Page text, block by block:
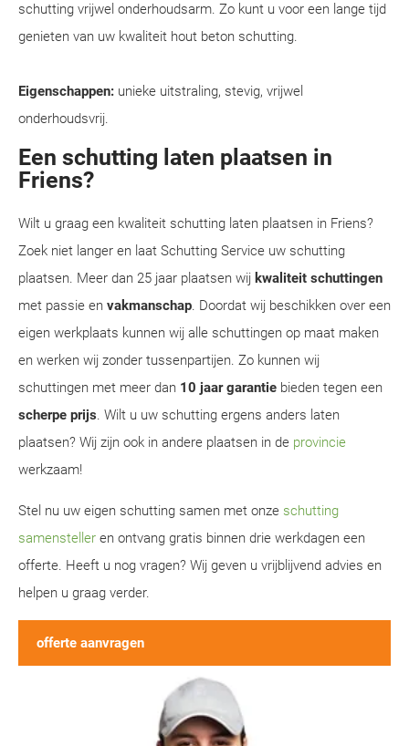
schutting vrijwel onderhoudsarm. Zo kunt u voor een lange tijd
genieten van uw kwaliteit hout beton schutting.
Eigenschappen: unieke uitstraling, stevig, vrijwel
onderhoudsvrij.
Een schutting laten plaatsen in
Friens?
Wilt u graag een kwaliteit schutting laten plaatsen in Friens?
Zoek niet langer en laat Schutting Service uw schutting
plaatsen. Meer dan 25 jaar plaatsen wij kwaliteit schuttingen
met passie en vakmanschap. Doordat wij beschikken over een
eigen werkplaats kunnen wij alle schuttingen op maat maken
en werken wij zonder tussenpartijen. Zo kunnen wij
schuttingen met meer dan 10 jaar garantie bieden tegen een
scherpe prijs. Wilt u uw schutting ergens anders laten
plaatsen? Wij zijn ook in andere plaatsen in de provincie
werkzaam!
Stel nu uw eigen schutting samen met onze schutting
samensteller en ontvang gratis binnen drie werkdagen een
offerte. Heeft u nog vragen? Wij geven u vrijblijvend advies en
helpen u graag verder.
offerte aanvragen